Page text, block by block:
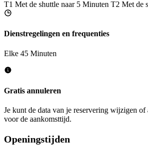
T1 Met de shuttle naar 5 Minuten T2 Met de
Dienstregelingen en frequenties
Elke 45 Minuten
Gratis annuleren
Je kunt de data van je reservering wijzigen
voor de aankomsttijd.
Openingstijden